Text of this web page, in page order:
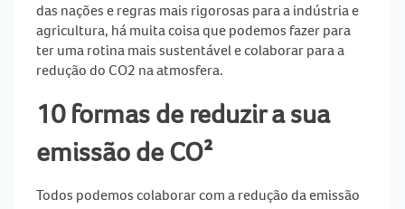
das nações e regras mais rigorosas para a indústria e
agricultura, há muita coisa que podemos fazer para
ter uma rotina mais sustentável e colaborar para a
redução do CO2 na atmosfera.
10 formas de reduzir a sua
emissão de CO²
Todos podemos colaborar com a redução da emissão